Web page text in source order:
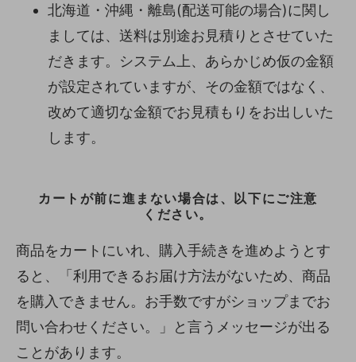
北海道・沖縄・離島(配送可能の場合)に関し
ましては、送料は別途お見積りとさせていた
だきます。システム上、あらかじめ仮の金額
が設定されていますが、その金額ではなく、
改めて適切な金額でお見積もりをお出しいた
します。
カートが前に進まない場合は、以下にご注意
ください。
商品をカートにいれ、購入手続きを進めようとす
ると、「利用できるお届け方法がないため、商品
を購入できません。お手数ですがショップまでお
問い合わせください。」と言うメッセージが出る
ことがあります。